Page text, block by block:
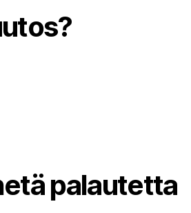
palautetta